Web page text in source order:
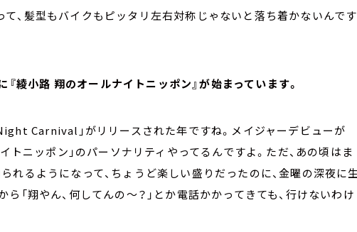
、髪型もバイクもピッタリ左右対称じゃないと落ち着かないんです
『綾小路 翔のオールナイトニッポン』が始まっています。
Carnival」がリリースされた年ですね。メイジャーデビューが
トニッポン」のパーソナリティやってるんですよ。ただ、あの頃はま
れるようになって、ちょうど楽しい盛りだったのに、金曜の深夜に生
「翔やん、何してんの～？」とか電話かかってきても、行けないわけ